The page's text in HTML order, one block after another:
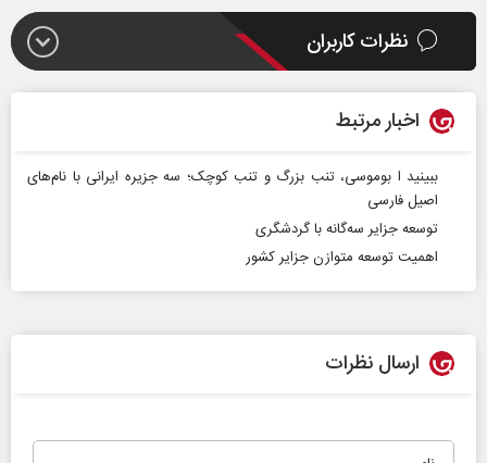
نظرات کاربران
اخبار مرتبط
ببینید ا بوموسی، تنب بزرگ و تنب کوچک؛ سه جزیره ایرانی با نام‌های
اصیل فارسی
توسعه جزایر سه‌گانه با گردشگری
اهمیت توسعه متوازن جزایر کشور
ارسال نظرات